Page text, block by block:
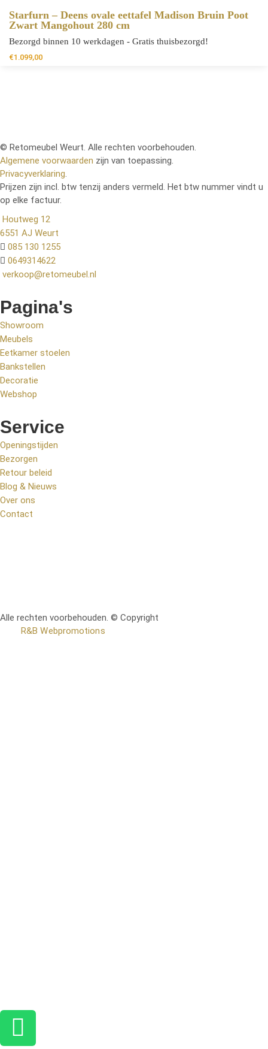
Starfurn – Deens ovale eettafel Madison Bruin Poot
Zwart Mangohout 280 cm
Bezorgd binnen 10 werkdagen - Gratis thuisbezorgd!
€1.099,00
© Retomeubel Weurt. Alle rechten voorbehouden.
Algemene voorwaarden zijn van toepassing.
Privacyverklaring.
Prijzen zijn incl. btw tenzij anders vermeld. Het btw nummer vindt u
op elke factuur.
Houtweg 12
6551 AJ Weurt
085 130 1255
0649314622
verkoop@retomeubel.nl
Pagina's
Showroom
Meubels
Eetkamer stoelen
Bankstellen
Decoratie
Webshop
Service
Openingstijden
Bezorgen
Retour beleid
Blog & Nieuws
Over ons
Contact
Alle rechten voorbehouden. © Copyright
R&B Webpromotions